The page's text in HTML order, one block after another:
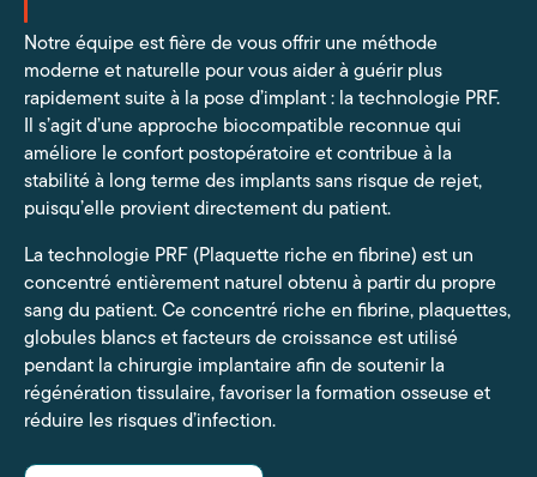
Notre équipe est fière de vous offrir une méthode
moderne et naturelle pour vous aider à guérir plus
rapidement suite à la pose d’implant : la technologie PRF.
Il s’agit d’une approche biocompatible reconnue qui
améliore le confort postopératoire et contribue à la
stabilité à long terme des implants sans risque de rejet,
puisqu’elle provient directement du patient.
La technologie PRF (Plaquette riche en fibrine) est un
concentré entièrement naturel obtenu à partir du propre
sang du patient. Ce concentré riche en fibrine, plaquettes,
globules blancs et facteurs de croissance est utilisé
pendant la chirurgie implantaire afin de soutenir la
régénération tissulaire, favoriser la formation osseuse et
réduire les risques d’infection.